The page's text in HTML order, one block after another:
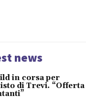
news
in corsa per
di Trevi. “Offerta